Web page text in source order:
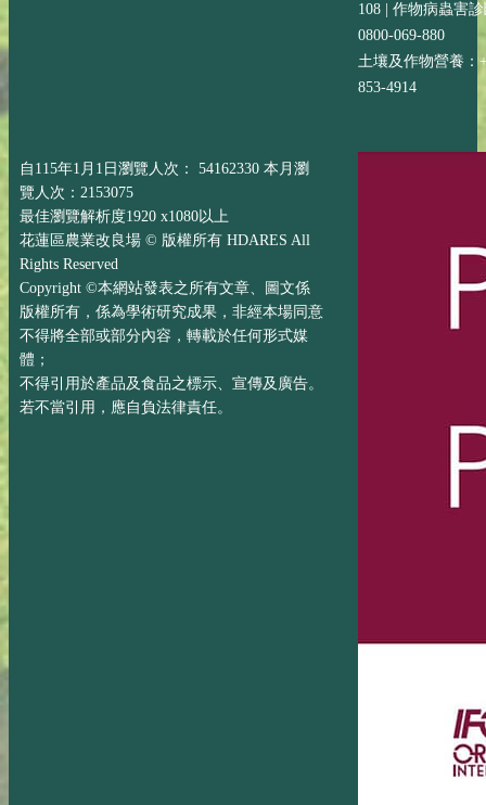
108 | 作物病蟲害
0800-069-880
土壤及作物營養：
853-4914
自115年1月1日瀏覽人次： 54162330 本月瀏
覽人次：2153075
最佳瀏覽解析度1920 x1080以上
花蓮區農業改良場 © 版權所有 HDARES All
Rights Reserved
Copyright ©本網站發表之所有文章、圖文係
版權所有，係為學術研究成果，非經本場同意
不得將全部或部分內容，轉載於任何形式媒
體；
不得引用於產品及食品之標示、宣傳及廣告。
若不當引用，應自負法律責任。